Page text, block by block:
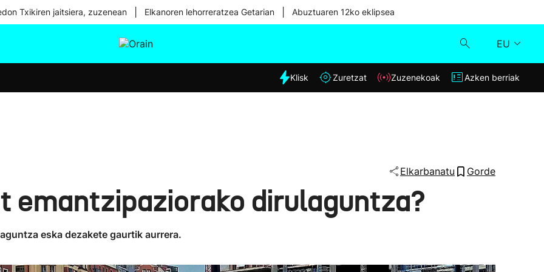
Txikiren jaitsiera, zuzenean Elkanoren lehorreratzea Getarian Abuztuaren 12ko eklipsea
EU
Eguraldia
Klisk
Klisk Zuretzat Zuzenekoak Azken berriak
Elkarbanatu Gorde
emantzipaziorako dirulaguntza?
eska dezakete gaurtik aurrera.